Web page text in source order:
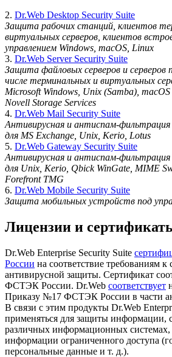
2. Dr.Web Desktop Security Suite
Защита рабочих станций, клиентов
виртуальных серверов, клиентов
управлением Windows, macOS, Linux
3. Dr.Web Server Security Suite
Защита файловых серверов и
числе терминальных и виртуальных
Microsoft Windows, Unix (Samba), macOS
Novell Storage Services
4. Dr.Web Mail Security Suite
Антивирусная и антиспам-
для MS Exchange, Unix, Kerio, Lotus
5. Dr.Web Gateway Security Suite
Антивирусная и антиспам-
для Unix, Kerio, Qbick WinGate, MIME
Forefront TMG
6. Dr.Web Mobile Security Suite
Защита мобильных устройств под
Лицензии и
Dr.Web Enterprise Security Suite
России на соответствие требованиям к
антивирусной защиты. Сертификат
ФСТЭК России. Dr.Web соответствует
Приказу №17 ФСТЭК России в части
В связи с этим продукты Dr.Web
применяться для защиты информации,
различных информационных системах,
информации ограниченного доступа
персональные данные и т. д.).